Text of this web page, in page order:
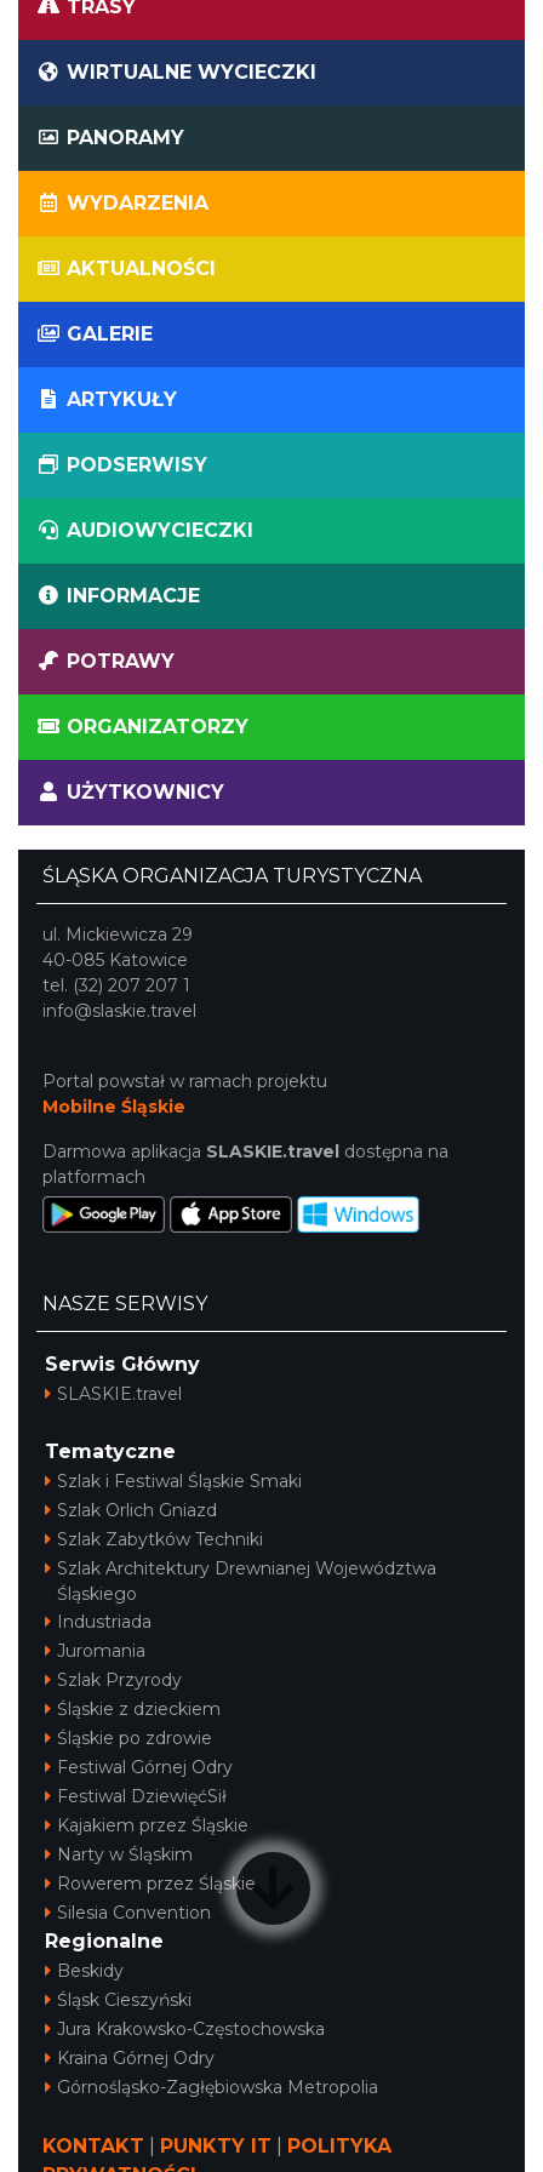
TRASY
WIRTUALNE WYCIECZKI
PANORAMY
WYDARZENIA
AKTUALNOŚCI
GALERIE
ARTYKUŁY
PODSERWISY
AUDIOWYCIECZKI
INFORMACJE
POTRAWY
ORGANIZATORZY
UŻYTKOWNICY
ŚLĄSKA ORGANIZACJA TURYSTYCZNA
ul. Mickiewicza 29
40-085 Katowice
tel. (32) 207 207 1
info@slaskie.travel
Portal powstał w ramach projektu
Mobilne Śląskie
Darmowa aplikacja SLASKIE.travel dostępna na
platformach
NASZE SERWISY
Serwis Główny
SLASKIE.travel
Tematyczne
Szlak i Festiwal Śląskie Smaki
Szlak Orlich Gniazd
Szlak Zabytków Techniki
Szlak Architektury Drewnianej Województwa
Śląskiego
Industriada
Juromania
Szlak Przyrody
Śląskie z dzieckiem
Śląskie po zdrowie
Festiwal Górnej Odry
Festiwal DziewięćSił
Kajakiem przez Śląskie
Narty w Śląskim
Rowerem przez Śląskie
Silesia Convention
Regionalne
Beskidy
Śląsk Cieszyński
Jura Krakowsko-Częstochowska
Kraina Górnej Odry
Górnośląsko-Zagłębiowska Metropolia
KONTAKT PUNKTY IT
POLITYKA